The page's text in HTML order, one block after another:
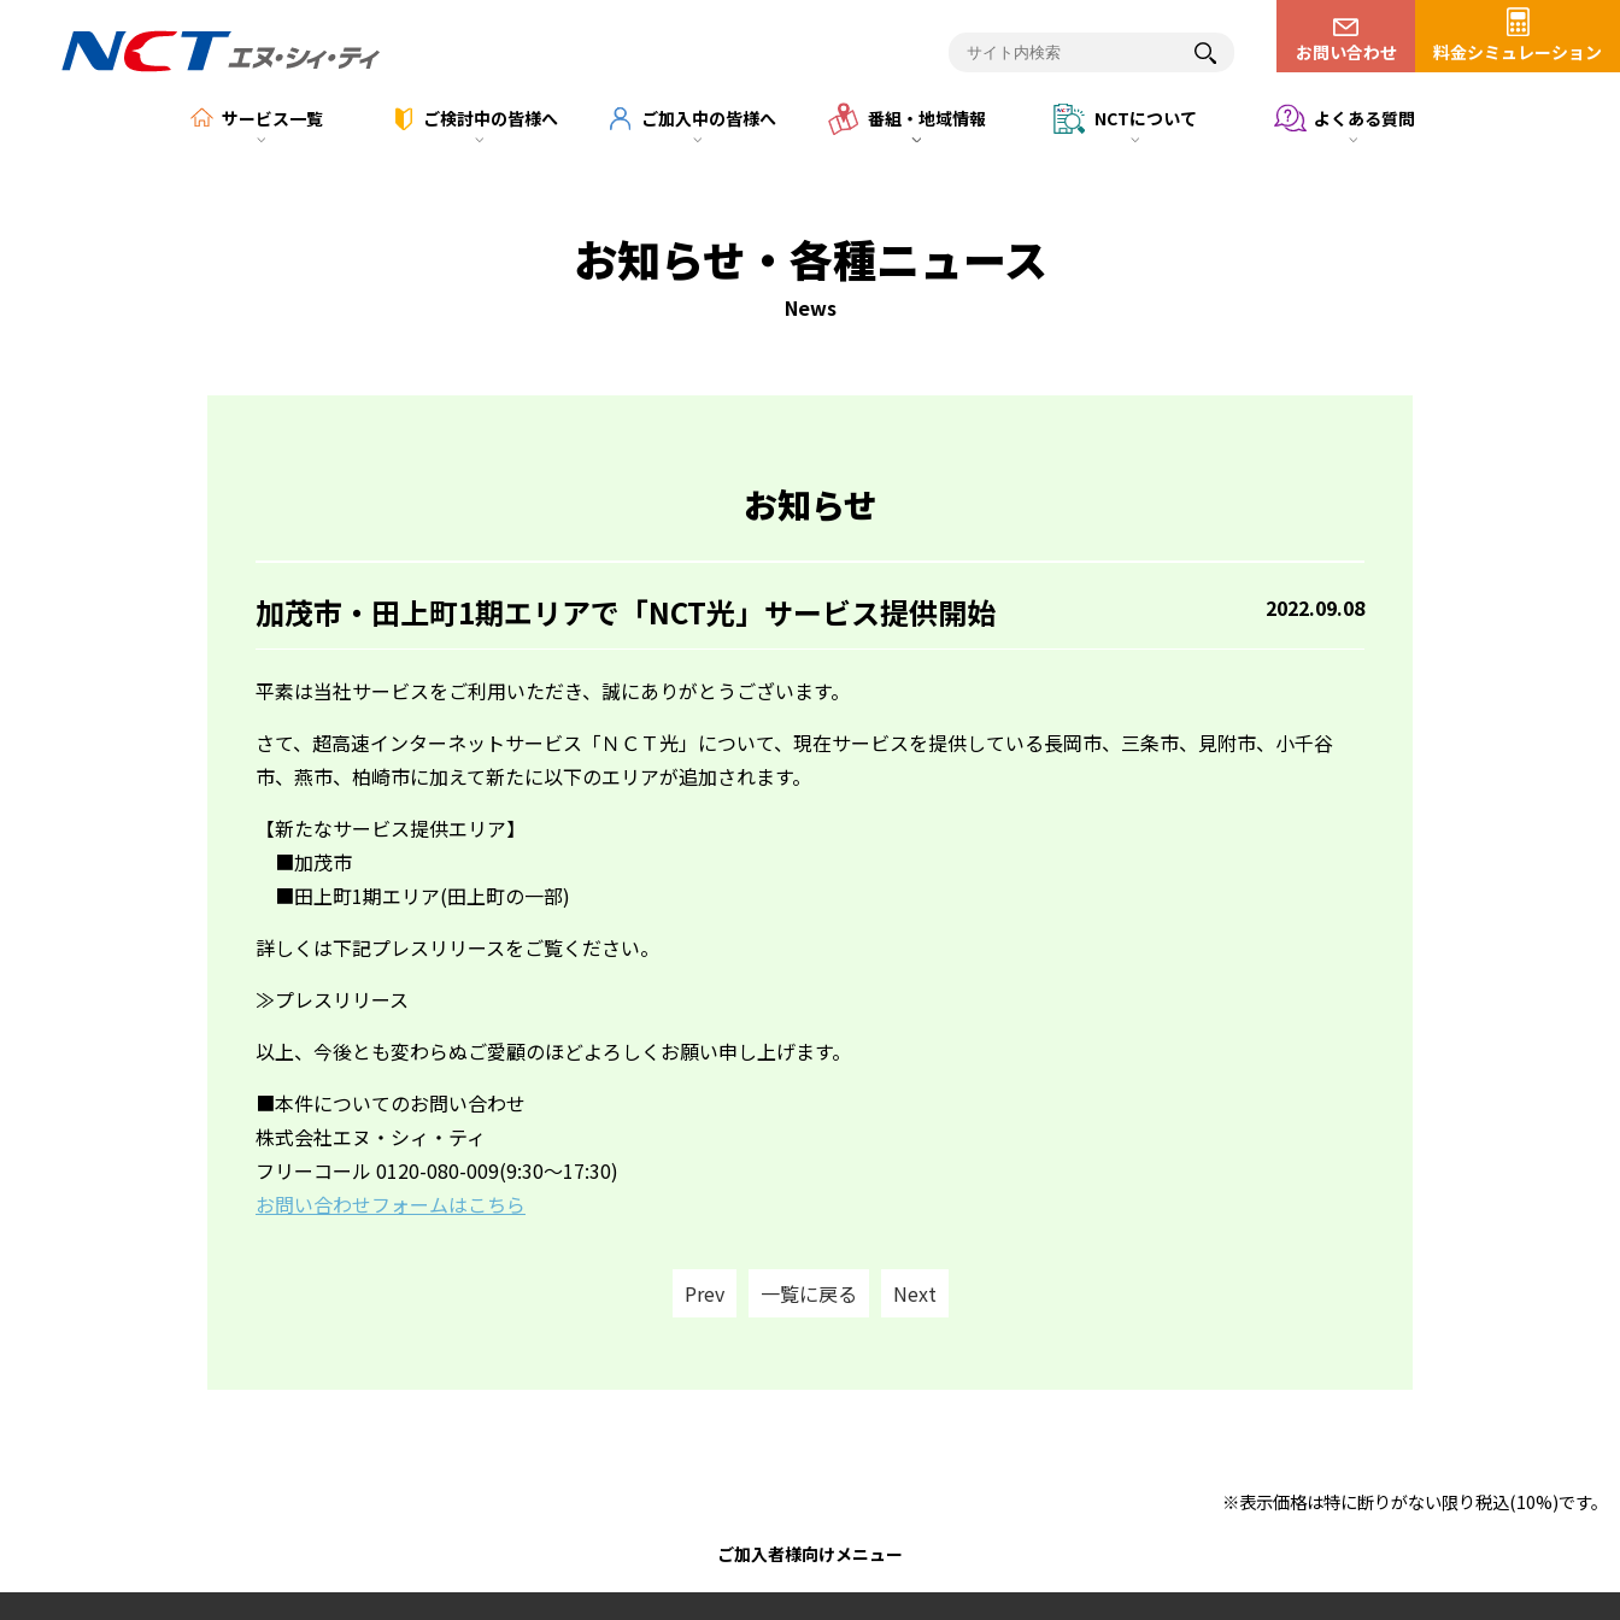
お問い合わせ 料金シミュレーション
サービス一覧 ご検討中の皆様へ ご加入中の皆様へ 番組・地域情報 NCTについて よくある質問
お知らせ・各種ニュース
News
お知らせ
加茂市・田上町1期エリアで「NCT光」サービス提供開始 2022.09.08
平素は当社サービスをご利用いただき、誠にありがとうございます。
さて、超高速インターネットサービス「ＮＣＴ光」について、現在サービスを提供している長岡市、三条市、見附市、小千谷
市、燕市、柏崎市に加えて新たに以下のエリアが追加されます。
【新たなサービス提供エリア】
■加茂市
■田上町1期エリア(田上町の一部)
詳しくは下記プレスリリースをご覧ください。
≫プレスリリース
以上、今後とも変わらぬご愛顧のほどよろしくお願い申し上げます。
■本件についてのお問い合わせ
株式会社エヌ・シィ・ティ
フリーコール 0120-080-009(9:30～17:30)
お問い合わせフォームはこちら
Prev 一覧に戻る Next
※表示価格は特に断りがない限り税込(10%)です。
ご加入者様向けメニュー